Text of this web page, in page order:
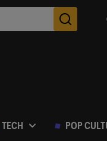
Des
TECH POP